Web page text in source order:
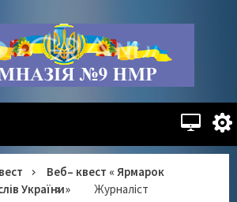
Веб– квест « Ярмарок
України»
Журналіст